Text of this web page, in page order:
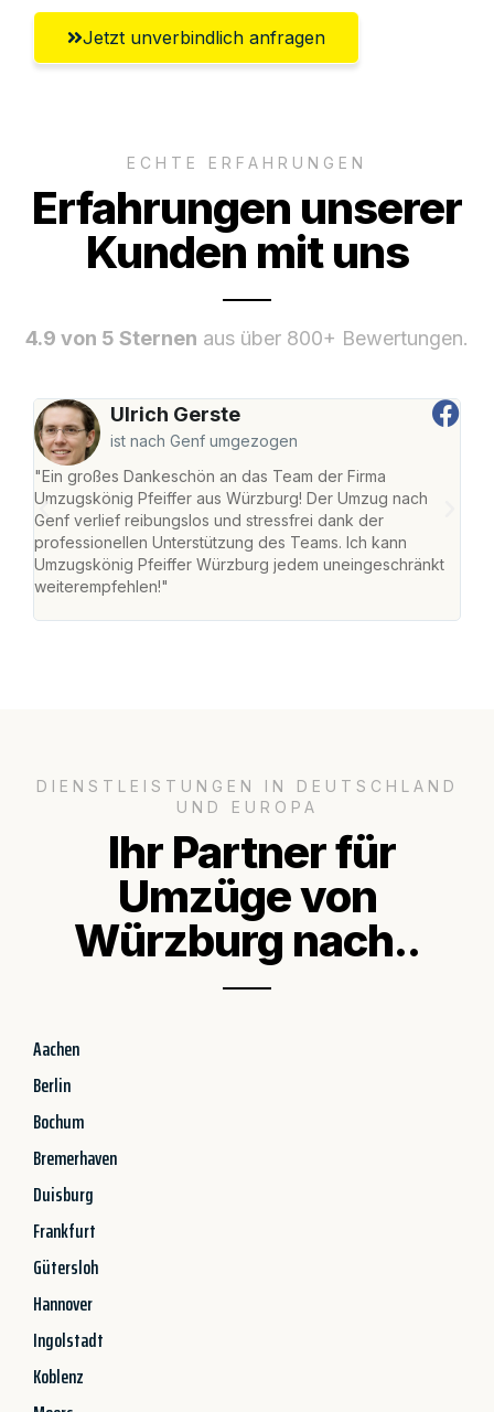
Jetzt unverbindlich anfragen
ECHTE ERFAHRUNGEN
Erfahrungen unserer
Kunden mit uns
4.9 von 5 Sternen aus über 800+ Bewertungen.
Ulrich Gerste
ist nach Genf umgezogen
"Ein großes Dankeschön an das Team der Firma
Umzugskönig Pfeiffer aus Würzburg! Der Umzug nach
Genf verlief reibungslos und stressfrei dank der
professionellen Unterstützung des Teams. Ich kann
Umzugskönig Pfeiffer Würzburg jedem uneingeschränkt
weiterempfehlen!"
DIENSTLEISTUNGEN IN DEUTSCHLAND
UND EUROPA
Ihr Partner für
Umzüge von
Würzburg nach..
Aachen
Berlin
Bochum
Bremerhaven
Duisburg
Frankfurt
Gütersloh
Hannover
Ingolstadt
Koblenz